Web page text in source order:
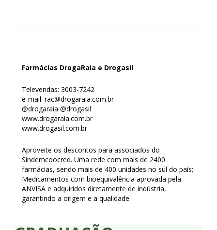
Farmácias DrogaRaia e Drogasil
Televendas: 3003-7242
e-mail: rac@drogaraia.com.br
@drogaraia @drogasil
www.drogaraia.com.br
www.drogasil.com.br
Aproveite os descontos para associados do
Sindemcoocred. Uma rede com mais de 2400
farmácias, sendo mais de 400 unidades no sul do país;
Medicamentos com bioequivalência aprovada pela
ANVISA e adquiridos diretamente de indústria,
garantindo a origem e a qualidade.